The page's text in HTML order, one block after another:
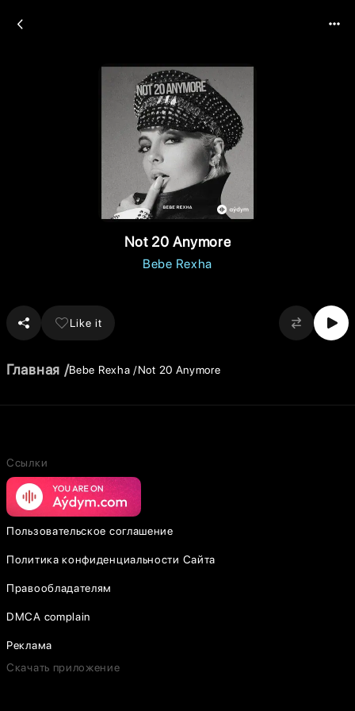
Not 20 Anymore
Bebe Rexha
Like it
Главная Bebe Rexha Not 20 Anymore
Ссылки
Пользовательское соглашение
Политика конфиденциальности Сайта
Правообладателям
DMCA complain
Реклама
Скачать приложение